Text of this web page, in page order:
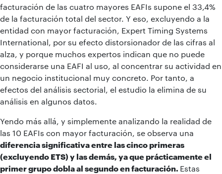
facturación de las cuatro mayores EAFIs supone el 33,4%
de la facturación total del sector. Y eso, excluyendo a la
entidad con mayor facturación, Expert Timing Systems
International, por su efecto distorsionador de las cifras al
alza, y porque muchos expertos indican que no puede
considerarse una EAFI al uso, al concentrar su actividad en
un negocio institucional muy concreto. Por tanto, a
efectos del análisis sectorial, el estudio la elimina de su
análisis en algunos datos.
Yendo más allá, y simplemente analizando la realidad de
las 10 EAFIs con mayor facturación, se observa una
diferencia significativa entre las cinco primeras
(excluyendo ETS) y las demás, ya que prácticamente el
primer grupo dobla al segundo en facturación. Estas